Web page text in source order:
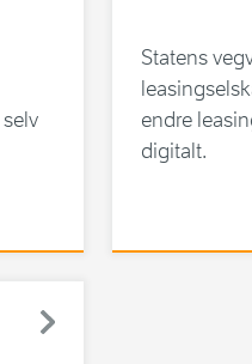
Statens
endre
digitalt.